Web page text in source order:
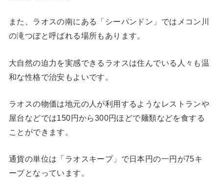
また、ラオスの南にある「シーパンドン」ではメコン川
の滝つぼと呼ばれる場所もあります。
大自然の迫力を実感できるラオスは住んでいる人々も温
和な性格で治安もよいです。
ラオスの物価は地元の人が利用するようなレストランや
屋台などでは150円から300円ほどで麺類などを食する
ことができます。
通貨の単位は「ラオスキープ」で日本円の一円が75キ
ープとなっています。